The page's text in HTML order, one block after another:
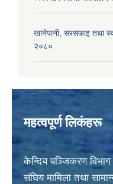
खानेपानी, सरसफाइ तथा
२०८०
महत्वपूर्ण लिकंहरू
केन्दिय पञ्जिकरण विभाग
संघिय मामिला तथा